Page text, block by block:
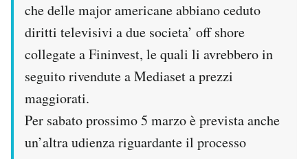
che delle major americane abbiano ceduto
diritti televisivi a due societa’ off shore
collegate a Fininvest, le quali li avrebbero in
seguito rivendute a Mediaset a prezzi
maggiorati.
Per sabato prossimo 5 marzo è prevista anche
un’altra udienza riguardante il processo